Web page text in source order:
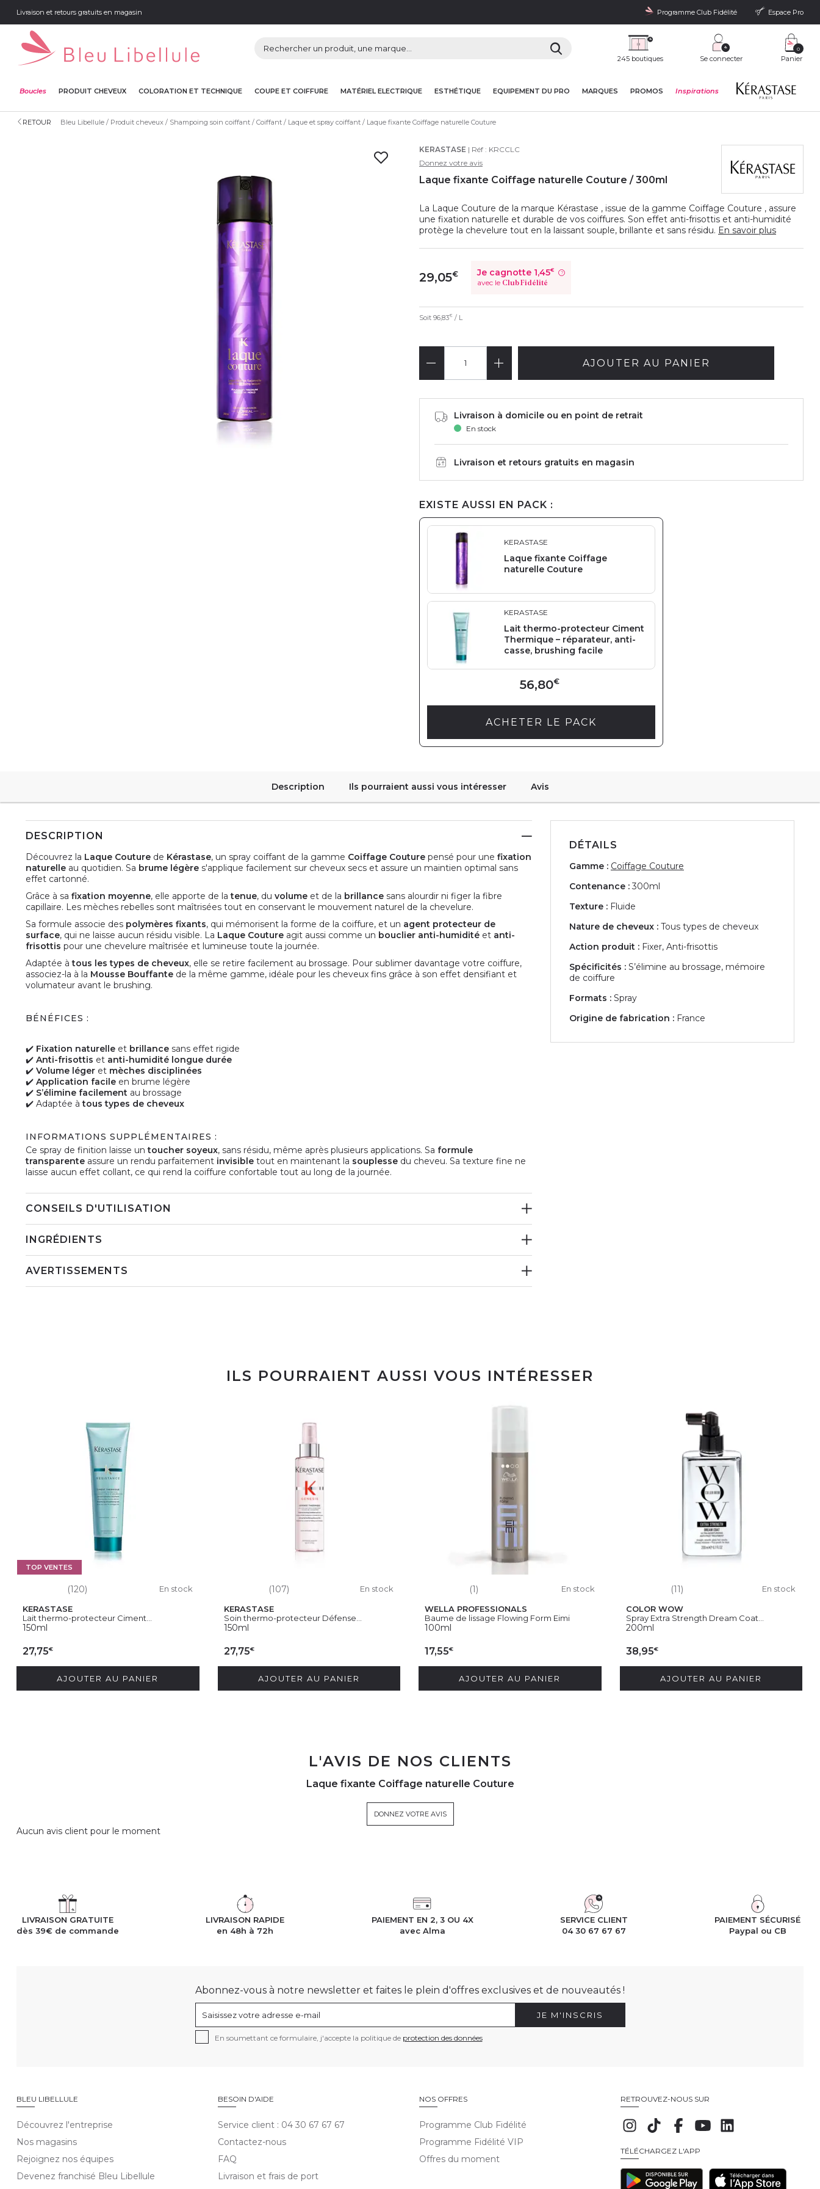
Livraison et retours gratuits en magasin Programme Club Fidélité Espace Pro
245 boutiques Se connecter Panier
0
Boucles PRODUIT CHEVEUX COLORATION ET TECHNIQUE COUPE ET COIFFURE MATÉRIEL ELECTRIQUE ESTHÉTIQUE EQUIPEMENT DU PRO MARQUES PROMOS Inspirations
RETOUR Bleu Libellule Produit cheveux Shampoing soin coiffant Coiffant Laque et spray coiffant Laque fixante Coiffage naturelle Couture
KERASTASE | Réf : KRCCLC
Donnez votre avis
Laque fixante Coiffage naturelle Couture / 300ml
La Laque Couture de la marque Kérastase , issue de la gamme Coiffage Couture , assure
une fixation naturelle et durable de vos coiffures. Son effet anti-frisottis et anti-humidité
protège la chevelure tout en la laissant souple, brillante et sans résidu. En savoir plus
29,05€ Je cagnotte 1,45€
avec le Club Fidélité
?
Soit 96,83€ / L
AJOUTER AU PANIER
Livraison à domicile ou en point de retrait
En stock
Livraison et retours gratuits en magasin
EXISTE AUSSI EN PACK :
KERASTASE
Laque fixante Coiffage
naturelle Couture
KERASTASE
Lait thermo-protecteur Ciment
Thermique – réparateur, anti-
casse, brushing facile
56,80€
ACHETER LE PACK
Description Ils pourraient aussi vous intéresser Avis
DESCRIPTION
Découvrez la Laque Couture de Kérastase, un spray coiffant de la gamme Coiffage Couture pensé pour une fixation
naturelle au quotidien. Sa brume légère s'applique facilement sur cheveux secs et assure un maintien optimal sans
effet cartonné.
Grâce à sa fixation moyenne, elle apporte de latenue, du volume et de la brillance sans alourdir ni figer la fibre
capillaire. Les mèches rebelles sont maîtrisées tout en conservant le mouvement naturel de la chevelure.
Sa formule associe des polymères fixants, qui mémorisent la forme de la coiffure, et un agent protecteur de
surface, qui ne laisse aucun résidu visible. La Laque Couture agit aussi comme un bouclier anti-humidité et anti-
frisottis pour une chevelure maîtrisée et lumineuse toute la journée.
Adaptée àtous les types de cheveux, elle se retire facilement au brossage. Pour sublimer davantage votre coiffure,
associez-la à la Mousse Bouffante de la même gamme, idéale pour les cheveux fins grâce à son effet densifiant et
volumateur avant le brushing.
BÉNÉFICES :
✔️ Fixation naturelle et brillance sans effet rigide
✔️ Anti-frisottis et anti-humidité longue durée
✔️ Volume léger et mèches disciplinées
✔️ Application facile en brume légère
✔️ S’élimine facilement au brossage
✔️ Adaptée àtous types de cheveux
INFORMATIONS SUPPLÉMENTAIRES :
Ce spray de finition laisse untoucher soyeux, sans résidu, même après plusieurs applications. Sa formule
transparente assure un rendu parfaitement invisible tout en maintenant la souplesse du cheveu. Sa texture fine ne
laisse aucun effet collant, ce qui rend la coiffure confortable tout au long de la journée.
CONSEILS D'UTILISATION
INGRÉDIENTS
AVERTISSEMENTS
DÉTAILS
Gamme : Coiffage Couture
Contenance : 300ml
Texture : Fluide
Nature de cheveux : Tous types de cheveux
Action produit : Fixer, Anti-frisottis
Spécificités : S’élimine au brossage, mémoire
de coiffure
Formats : Spray
Origine de fabrication : France
ILS POURRAIENT AUSSI VOUS INTÉRESSER
TOP VENTES
(120) En stock
KERASTASE
Lait thermo-protecteur Ciment...
150ml
27,75€
AJOUTER AU PANIER
(107) En stock
KERASTASE
Soin thermo-protecteur Défense...
150ml
27,75€
AJOUTER AU PANIER
(1) En stock
WELLA PROFESSIONALS
Baume de lissage Flowing Form Eimi
100ml
17,55€
AJOUTER AU PANIER
(11) En stock
COLOR WOW
Spray Extra Strength Dream Coat...
200ml
38,95€
AJOUTER AU PANIER
L'AVIS DE NOS CLIENTS
Laque fixante Coiffage naturelle Couture
DONNEZ VOTRE AVIS
Aucun avis client pour le moment
LIVRAISON GRATUITE
dès 39€ de commande
LIVRAISON RAPIDE
en 48h à 72h
PAIEMENT EN 2, 3 OU 4X
avec Alma
SERVICE CLIENT
04 30 67 67 67
PAIEMENT SÉCURISÉ
Paypal ou CB
Abonnez-vous à notre newsletter et faites le plein d'offres exclusives et de nouveautés !
JE M'INSCRIS
En soumettant ce formulaire, j'accepte la politique de protection des données
BLEU LIBELLULE
Découvrez l'entreprise
Nos magasins
Rejoignez nos équipes
Devenez franchisé Bleu Libellule
BESOIN D'AIDE
Service client : 04 30 67 67 67
Contactez-nous
FAQ
Livraison et frais de port
NOS OFFRES
Programme Club Fidélité
Programme Fidélité VIP
Offres du moment
RETROUVEZ-NOUS SUR
TÉLÉCHARGEZ L'APP